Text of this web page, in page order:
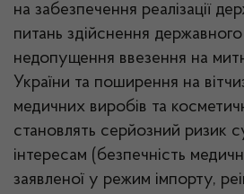
на забезпечення реалізації
питань здійснення
недопущення ввезення на
України та поширення на
медичних виробів та
становлять серйозний ризик
інтересам (безпечність
заявленої у режим імпорту,